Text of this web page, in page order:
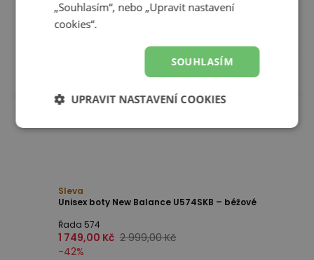
Sleva
Unisex boty New Balance U574SKB – béžové
Řada 574
1 749,00 Kč 2 999,00 Kč
-42%
„Souhlasím“, nebo „Upravit nastavení
cookies“.
SOUHLASÍM
UPRAVIT NASTAVENÍ COOKIES